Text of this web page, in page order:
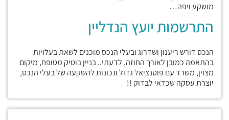
מושקע ויפה…
התרשמות יועץ הנדליין
הנכס דורש ריענון ושדרוג ובעלי הנכס מוכנים לשאת בעלויות
בהתאמה כמובן לאורך החוזה, לדעתי.. בניין בוטיק מטופח, מיקום
מצוין, משרד עם פוטנציאל גדול ונכונות להשקעה של בעלי הנכס,
יוצרת עסקה שכדאי לבדוק !!